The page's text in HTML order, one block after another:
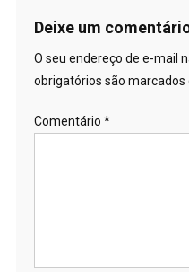
Post
Deixe um
O seu endereço de e-mail
obrigatórios são marcados
Comentário *